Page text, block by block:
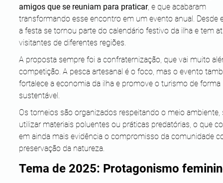
amigos que se reuniam para praticar, e que acabaram
transformando esse encontro em um evento anual. Desde
a festa se tornou parte do calendário festivo da ilha e tem
visitantes de diferentes regiões.
A proposta sempre foi a confraternização, que vai muito
competição. A pesca artesanal é o foco, mas o evento
fortalece a economia da ilha e promove o turismo de forma
sustentável.
Os torneios são organizados respeitando o meio
utilizar materiais poluentes ou práticas predatórias, o que
em ainda mais evidência o compromisso da comunidade
preservação da natureza.
Tema de 2025: Protagonismo